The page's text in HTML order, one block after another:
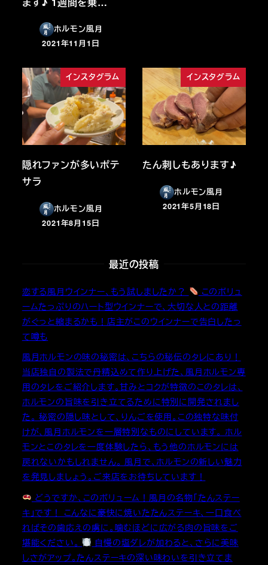
ホルモン風月
投稿日
2021年11月1日
インスタグラム
隠れファンが多いポテ
サラ
ホルモン風月
投稿日
2021年8月15日
インスタグラム
たん刺しもあります♪
ホルモン風月
投稿日
2021年5月18日
最近の投稿
恋する風月ウインナー、もう試しましたか？
このボリュ
ームたっぷりのハート型ウインナーで、大切な人との距離
がぐっと縮まるかも！店主がこのウインナーで告白したっ
て噂も
風月ホルモンの味の秘密は、こちらの秘伝のタレにあり！
当店独自の製法で丹精込めて作り上げた、風月ホルモン専
用のタレをご紹介します。甘みとコクが特徴のこのタレは、
ホルモンの旨味を引き立てるために特別に開発されまし
た。 秘密の隠し味として、りんごを使用。この独特な味付
けが、風月ホルモンを一層特別なものにしています。 ホル
モンとこのタレを一度体験したら、もう他のホルモンには
戻れないかもしれません。 風月で、ホルモンの新しい魅力
を発見しましょう。ご来店をお待ちしています！
どうですか、このボリューム！風月の名物「たんステー
キ」です！ こんなに豪快に焼いたたんステーキ、一口食べ
ればその歯応えの虜に。噛むほどに広がる肉の旨味をご
堪能ください。
自慢の塩ダレが加わると、さらに美味
しさがアップ。たんステーキの深い味わいを引き立てま